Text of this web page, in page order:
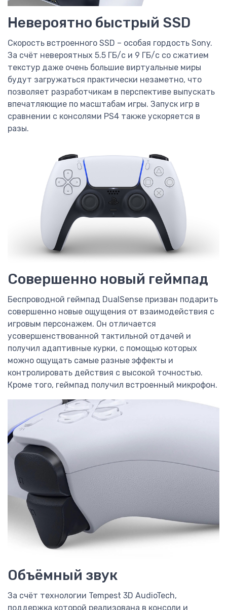
Невероятно быстрый SSD
Скорость встроенного SSD – особая гордость Sony.
За счёт невероятных 5.5 ГБ/с и 9 ГБ/с со сжатием
текстур даже очень большие виртуальные миры
будут загружаться практически незаметно, что
позволяет разработчикам в перспективе выпускать
впечатляющие по масштабам игры. Запуск игр в
сравнении с консолями PS4 также ускоряется в
разы.
Совершенно новый геймпад
Беспроводной геймпад DualSense призван подарить
совершенно новые ощущения от взаимодействия с
игровым персонажем. Он отличается
усовершенствованной тактильной отдачей и
получил адаптивные курки, с помощью которых
можно ощущать самые разные эффекты и
контролировать действия с высокой точностью.
Кроме того, геймпад получил встроенный микрофон.
Объёмный звук
За счёт технологии Tempest 3D AudioTech,
поддержка которой реализована в консоли и